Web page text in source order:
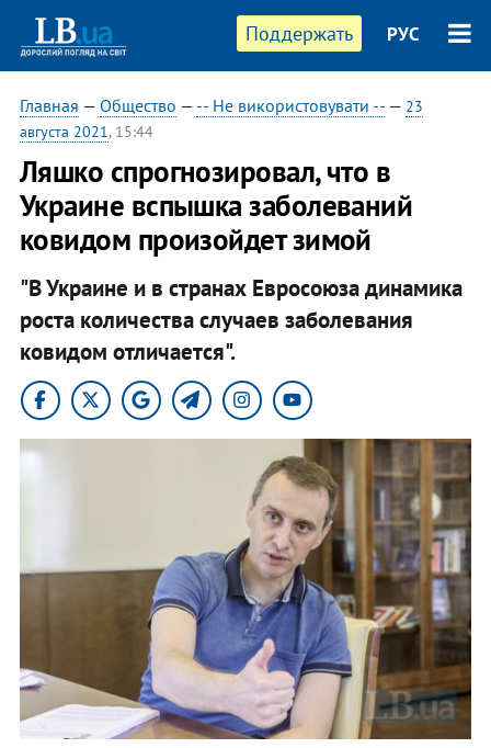
Поддержать РУС
Главная — Общество — -- Не використовувати --— 23
августа 2021, 15:44
Ляшко спрогнозировал, что в
Украине вспышка заболеваний
ковидом произойдет зимой
"В Украине и в странах Евросоюза динамика
роста количества случаев заболевания
ковидом отличается".